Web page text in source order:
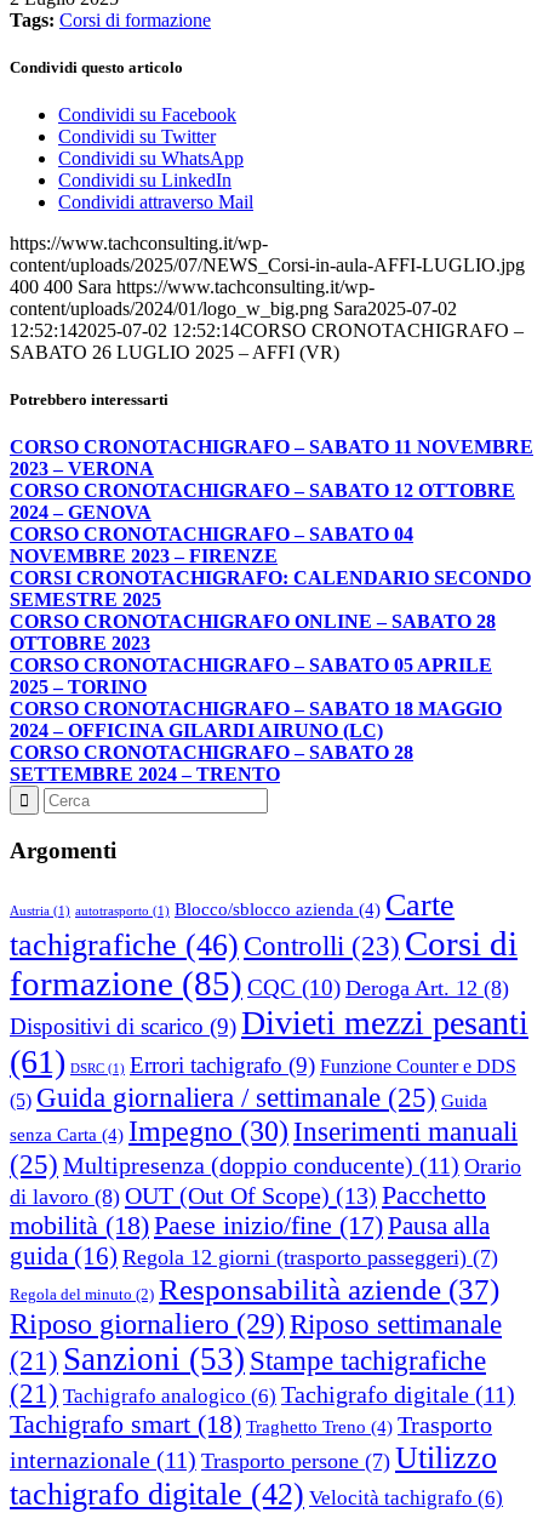
Tags: Corsi di formazione
Condividi questo articolo
Condividi su Facebook
Condividi su Twitter
Condividi su WhatsApp
Condividi su LinkedIn
Condividi attraverso Mail
https://www.tachconsulting.it/wp-
content/uploads/2025/07/NEWS_Corsi-in-aula-AFFI-LUGLIO.jpg
400 400 Sara https://www.tachconsulting.it/wp-
content/uploads/2024/01/logo_w_big.png Sara2025-07-02
12:52:142025-07-02 12:52:14CORSO CRONOTACHIGRAFO –
SABATO 26 LUGLIO 2025 – AFFI (VR)
Potrebbero interessarti
CORSO CRONOTACHIGRAFO – SABATO 11 NOVEMBRE
2023 – VERONA
CORSO CRONOTACHIGRAFO – SABATO 12 OTTOBRE
2024 – GENOVA
CORSO CRONOTACHIGRAFO – SABATO 04
NOVEMBRE 2023 – FIRENZE
CORSI CRONOTACHIGRAFO: CALENDARIO SECONDO
SEMESTRE 2025
CORSO CRONOTACHIGRAFO ONLINE – SABATO 28
OTTOBRE 2023
CORSO CRONOTACHIGRAFO – SABATO 05 APRILE
2025 – TORINO
CORSO CRONOTACHIGRAFO – SABATO 18 MAGGIO
2024 – OFFICINA GILARDI AIRUNO (LC)
CORSO CRONOTACHIGRAFO – SABATO 28
SETTEMBRE 2024 – TRENTO
Argomenti
Austria (1) autotrasporto (1) Blocco/sblocco azienda (4) Carte
tachigrafiche (46) Controlli (23) Corsi di
formazione (85) CQC (10) Deroga Art. 12 (8)
Dispositivi di scarico (9)Divieti mezzi pesanti
(61) DSRC (1) Errori tachigrafo (9) Funzione Counter e DDS
(5) Guida giornaliera / settimanale (25) Guida
senza Carta (4) Impegno (30)Inserimenti manuali
(25) Multipresenza (doppio conducente) (11) Orario
di lavoro (8) OUT (Out Of Scope) (13) Pacchetto
mobilità (18)Paese inizio/fine (17)Pausa alla
guida (16) Regola 12 giorni (trasporto passeggeri) (7)
Regola del minuto (2) Responsabilità aziende (37)
Riposo giornaliero (29) Riposo settimanale
(21) Sanzioni (53) Stampe tachigrafiche
(21) Tachigrafo analogico (6) Tachigrafo digitale (11)
Tachigrafo smart (18) Traghetto Treno (4) Trasporto
internazionale (11) Trasporto persone (7) Utilizzo
tachigrafo digitale (42) Velocità tachigrafo (6)